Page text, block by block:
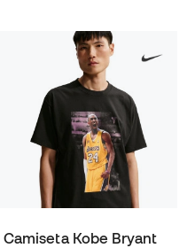
Camiseta Kobe Bryant